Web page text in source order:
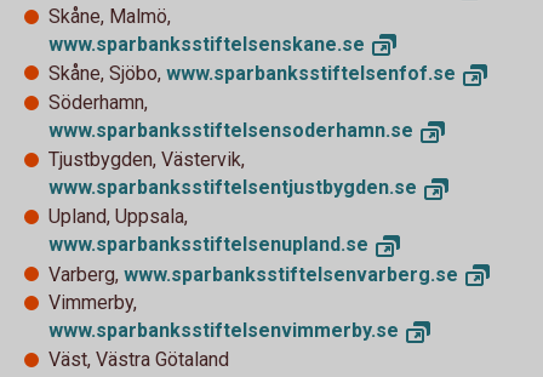
Skåne, Malmö,
www.sparbanksstiftelsenskane.se
Skåne, Sjöbo, www.sparbanksstiftelsenfof.se
Söderhamn,
www.sparbanksstiftelsensoderhamn.se
Tjustbygden, Västervik,
www.sparbanksstiftelsentjustbygden.se
Upland, Uppsala,
www.sparbanksstiftelsenupland.se
Varberg, www.sparbanksstiftelsenvarberg.se
Vimmerby,
www.sparbanksstiftelsenvimmerby.se
Väst, Västra Götaland